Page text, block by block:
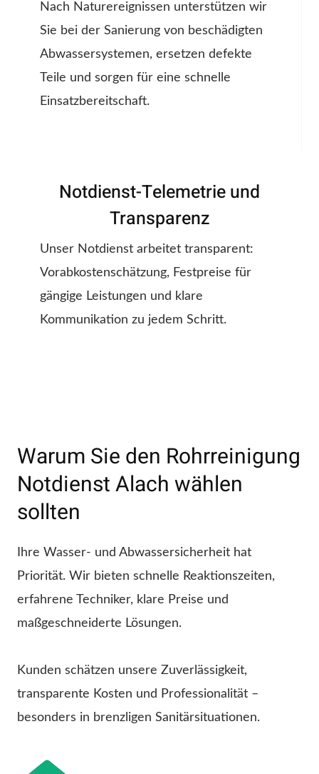
Nach Naturereignissen unterstützen wir
Sie bei der Sanierung von beschädigten
Abwassersystemen, ersetzen defekte
Teile und sorgen für eine schnelle
Einsatzbereitschaft.
Notdienst-Telemetrie und
Transparenz
Unser Notdienst arbeitet transparent:
Vorabkostenschätzung, Festpreise für
gängige Leistungen und klare
Kommunikation zu jedem Schritt.
Warum Sie den Rohrreinigung
Notdienst Alach wählen
sollten
Ihre Wasser- und Abwassersicherheit hat
Priorität. Wir bieten schnelle Reaktionszeiten,
erfahrene Techniker, klare Preise und
maßgeschneiderte Lösungen.
Kunden schätzen unsere Zuverlässigkeit,
transparente Kosten und Professionalität –
besonders in brenzligen Sanitärsituationen.